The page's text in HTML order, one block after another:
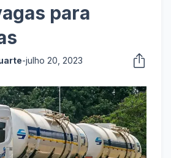
para
-julho 20, 2023